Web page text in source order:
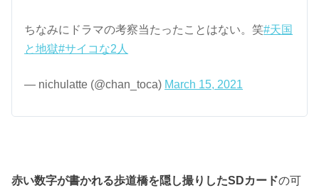
ちなみにドラマの考察当たったことはない。笑#天国
と地獄#サイコな2人
— nichulatte (@chan_toca) March 15, 2021
赤い数字が書かれる歩道橋を隠し撮りしたSDカードの可